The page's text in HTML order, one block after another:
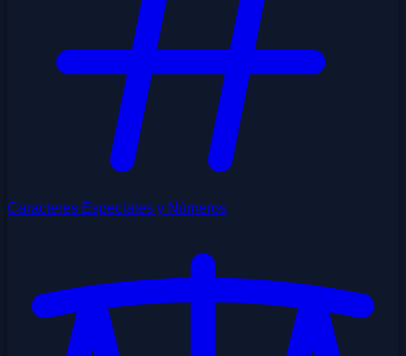
Caracteres Especiales y Números